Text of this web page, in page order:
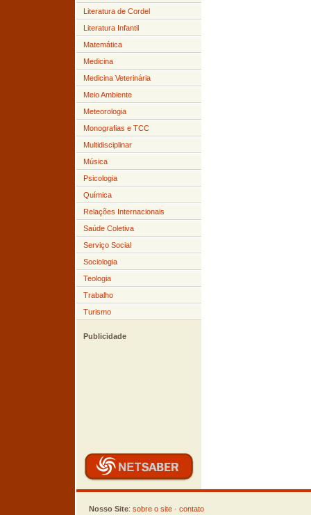
Literatura de Cordel
Literatura Infantil
Matemática
Medicina
Medicina Veterinária
Meio Ambiente
Meteorologia
Monografias e TCC
Multidisciplinar
Música
Psicologia
Química
Relações Internacionais
Saúde Coletiva
Serviço Social
Sociologia
Teologia
Trabalho
Turismo
Publicidade
Nosso Site: sobre o site · contato